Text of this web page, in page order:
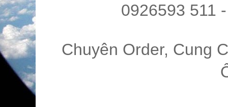
0926593 511
Chuyên Order, Cung